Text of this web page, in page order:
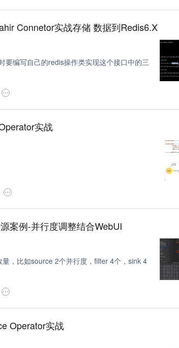
Connetor实战存储 数据到Redis6.X
要编写自己的redis操作类实现这个接口中的三
实战
案例-并行度调整结合WebUI
，比如source 2个并行度，filter 4个，sink 4
Operator实战